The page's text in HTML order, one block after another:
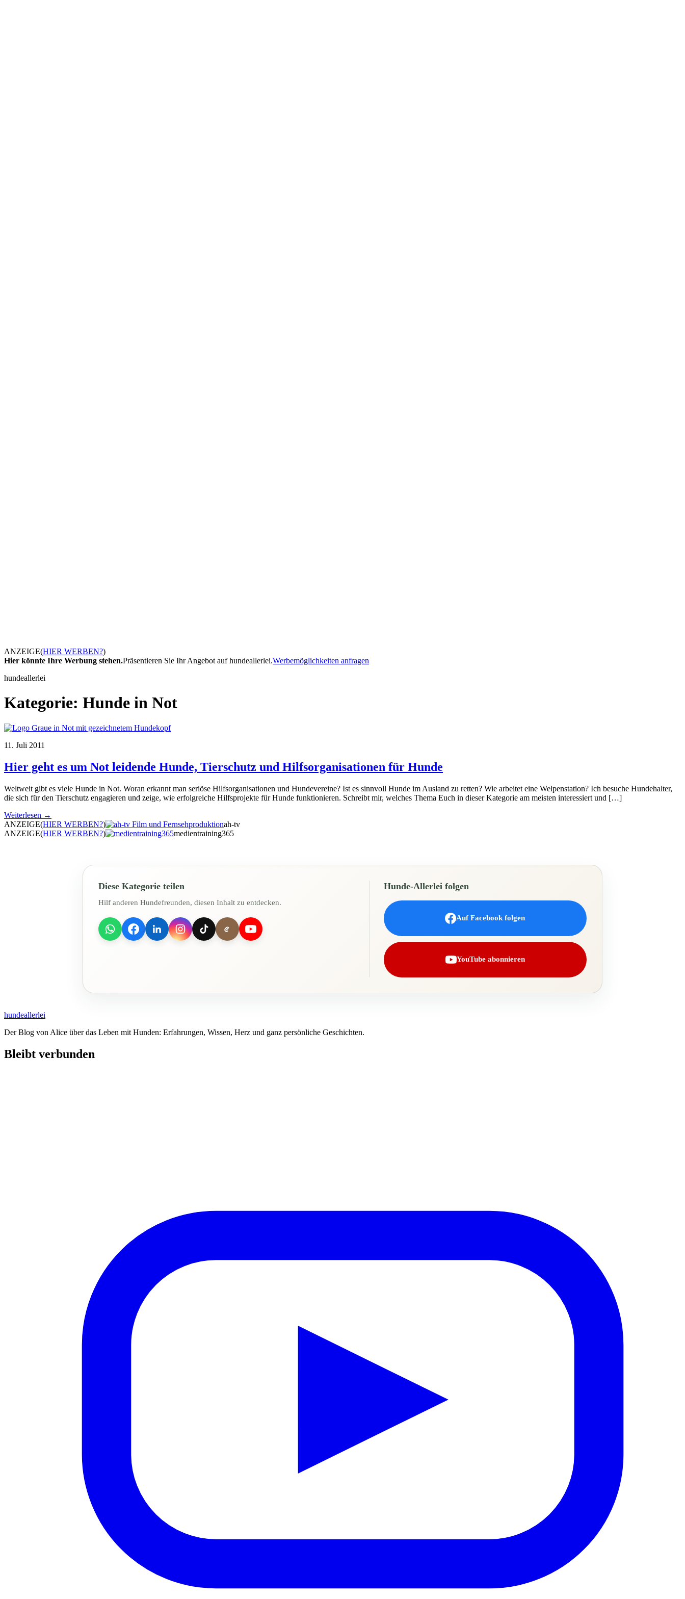
ANZEIGE(HIER WERBEN?)
Hier könnte Ihre Werbung stehen.Präsentieren Sie Ihr Angebot auf hundeallerlei.Werbemöglichkeiten anfragen
hundeallerlei
Kategorie: Hunde in Not
11. Juli 2011
Hier geht es um Not leidende Hunde, Tierschutz und Hilfsorganisationen für Hunde
Weltweit gibt es viele Hunde in Not. Woran erkannt man seriöse Hilfsorganisationen und Hundevereine? Ist es sinnvoll Hunde im Ausland zu retten? Wie arbeitet eine Welpenstation? Ich besuche Hundehalter,
die sich für den Tierschutz engagieren und zeige, wie erfolgreiche Hilfsprojekte für Hunde funktionieren. Schreibt mir, welches Thema Euch in dieser Kategorie am meisten interessiert und […]
Weiterlesen →
ANZEIGE(HIER WERBEN?)
ah-tv
ANZEIGE(HIER WERBEN?) medientraining365
Diese Kategorie teilen
Hilf anderen Hundefreunden, diesen Inhalt zu entdecken.
Hunde-Allerlei folgen
Auf Facebook folgen
YouTube abonnieren
hundeallerlei
Der Blog von Alice über das Leben mit Hunden: Erfahrungen, Wissen, Herz und ganz persönliche Geschichten.
Bleibt verbunden